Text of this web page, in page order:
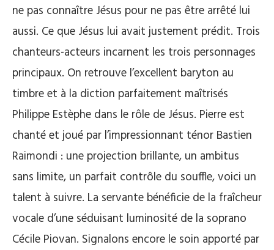
ne pas connaître Jésus pour ne pas être arrêté lui
aussi. Ce que Jésus lui avait justement prédit. Trois
chanteurs-acteurs incarnent les trois personnages
principaux. On retrouve l’excellent baryton au
timbre et à la diction parfaitement maîtrisés
Philippe Estèphe dans le rôle de Jésus. Pierre est
chanté et joué par l’impressionnant ténor Bastien
Raimondi : une projection brillante, un ambitus
sans limite, un parfait contrôle du souffle, voici un
talent à suivre. La servante bénéficie de la fraîcheur
vocale d’une séduisant luminosité de la soprano
Cécile Piovan. Signalons encore le soin apporté par